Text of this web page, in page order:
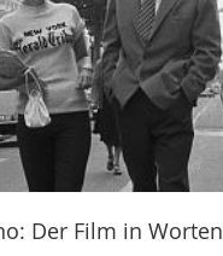
Der Film in Worten